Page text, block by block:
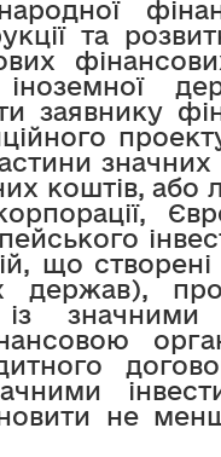
та
заявнику
значних
коштів, або
що
держав),
значними
не